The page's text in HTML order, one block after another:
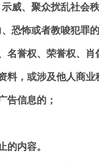
威、聚众扰乱社会
恐怖或者教唆犯罪
名誉权、荣誉权、
料，或涉及他人商业
告信息的；
的内容。